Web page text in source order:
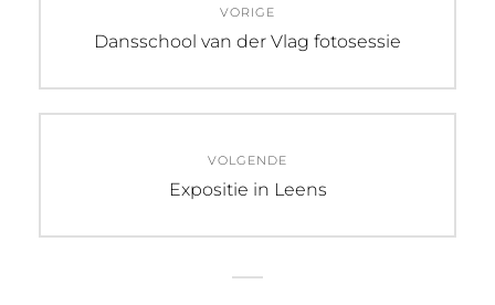
navigatie
VORIGE
Vorig
Dansschool van der Vlag fotosessie
VOLGENDE
Volgend
Expositie in Leens